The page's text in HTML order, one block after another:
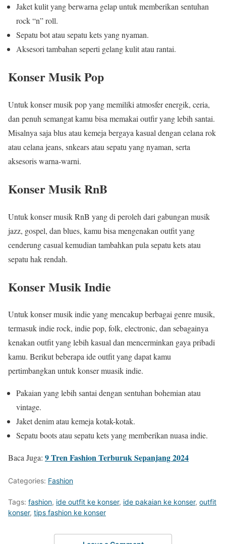
Jaket kulit yang berwarna gelap untuk memberikan sentuhan
rock “n” roll.
Sepatu bot atau sepatu kets yang nyaman.
Aksesori tambahan seperti gelang kulit atau rantai.
Konser Musik Pop
Untuk konser musik pop yang memiliki atmosfer energik, ceria,
dan penuh semangat kamu bisa memakai outfir yang lebih santai.
Misalnya saja blus atau kemeja bergaya kasual dengan celana rok
atau celana jeans, snkears atau sepatu yang nyaman, serta
aksesoris warna-warni.
Konser Musik RnB
Untuk konser musik RnB yang di peroleh dari gabungan musik
jazz, gospel, dan blues, kamu bisa mengenakan outfit yang
cenderung casual kemudian tambahkan pula sepatu kets atau
sepatu hak rendah.
Konser Musik Indie
Untuk konser musik indie yang mencakup berbagai genre musik,
termasuk indie rock, indie pop, folk, electronic, dan sebagainya
kenakan outfit yang lebih kasual dan mencerminkan gaya pribadi
kamu. Berikut beberapa ide outfit yang dapat kamu
pertimbangkan untuk konser muasik indie.
Pakaian yang lebih santai dengan sentuhan bohemian atau
vintage.
Jaket denim atau kemeja kotak-kotak.
Sepatu boots atau sepatu kets yang memberikan nuasa indie.
Baca Juga: 9 Tren Fashion Terburuk Sepanjang 2024
Categories: Fashion
Tags: fashion, ide outfit ke konser, ide pakaian ke konser, outfit
konser, tips fashion ke konser